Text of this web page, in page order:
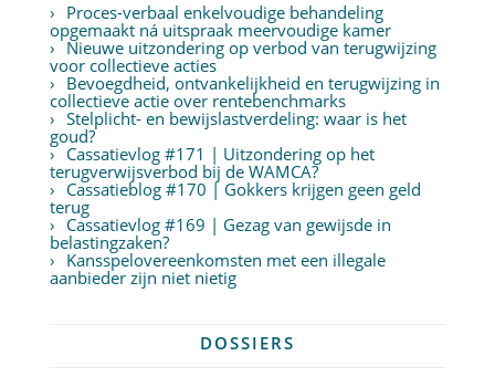
Proces-verbaal enkelvoudige behandeling
opgemaakt ná uitspraak meervoudige kamer
Nieuwe uitzondering op verbod van terugwijzing
voor collectieve acties
Bevoegdheid, ontvankelijkheid en terugwijzing in
collectieve actie over rentebenchmarks
Stelplicht- en bewijslastverdeling: waar is het
goud?
Cassatievlog #171 | Uitzondering op het
terugverwijsverbod bij de WAMCA?
Cassatieblog #170 | Gokkers krijgen geen geld
terug
Cassatievlog #169 | Gezag van gewijsde in
belastingzaken?
Kansspelovereenkomsten met een illegale
aanbieder zijn niet nietig
DOSSIERS